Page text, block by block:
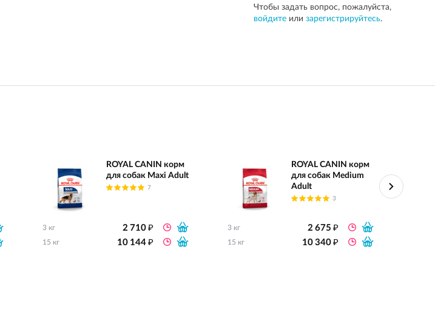
Чтобы задать вопрос, пожалуйста,
войдите или зарегистрируйтесь.
ROYAL CANIN корм
для собак Maxi Adult
7
3 кг 2 710₽
15 кг 10 144₽
ROYAL CANIN корм
для собак Medium
Adult
3
3 кг 2 675₽
15 кг 10 340₽